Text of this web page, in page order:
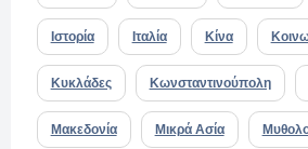
Ιστορία Ιταλία Κίνα
Κυκλάδες Κωνσταντινούπολη
Μακεδονία Μικρά Ασία